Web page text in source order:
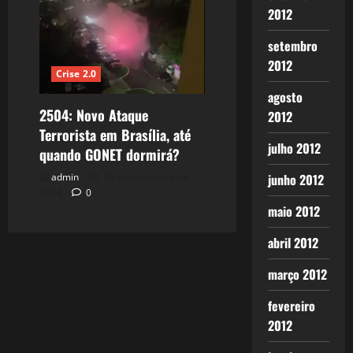
Crise 2.0
2504: Novo Ataque
Terrorista em Brasília, até
quando GONET dormirá?
admin
0
2012
setembro
2012
agosto
2012
julho 2012
junho 2012
maio 2012
abril 2012
março 2012
fevereiro
2012